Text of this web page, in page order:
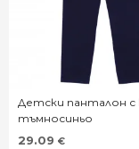
Детски панталон с
тъмносиньо
29.09 €